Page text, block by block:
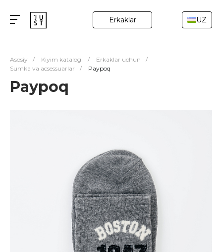
Erkaklar UZ
Asosiy / Kiyim katalogi / Erkaklar uchun
/
Sumka va acsessuarlar
/ Paypoq
Paypoq